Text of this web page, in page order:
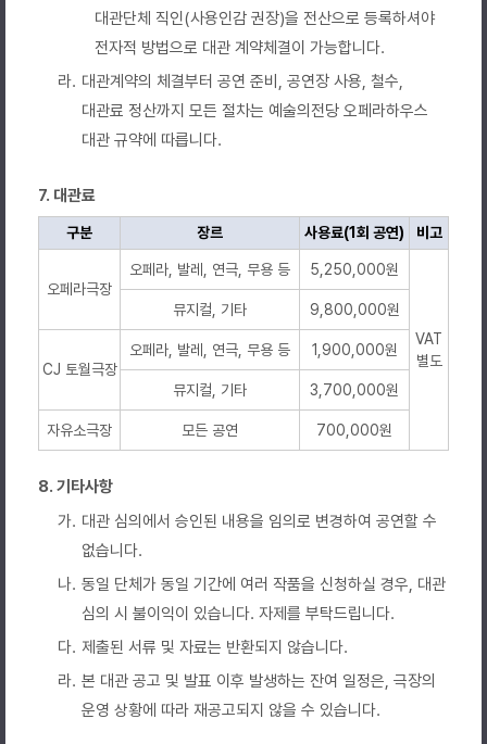
대관단체 직인(사용인감 권장)을 전산으로 등록하셔야
전자적 방법으로 대관 계약체결이 가능합니다.
라. 대관계약의 체결부터 공연 준비, 공연장 사용, 철수,
대관료 정산까지 모든 절차는 예술의전당 오페라하우스
대관 규약에 따릅니다.
7. 대관료
구분 장르 사용료(1회 공연) 비고
오페라극장
오페라, 발레, 연극, 무용 등 5,250,000원
VAT
별도
뮤지컬, 기타 9,800,000원
CJ 토월극장
오페라, 발레, 연극, 무용 등 1,900,000원
뮤지컬, 기타 3,700,000원
자유소극장 모든 공연 700,000원
8. 기타사항
가. 대관 심의에서 승인된 내용을 임의로 변경하여 공연할 수
없습니다.
나. 동일 단체가 동일 기간에 여러 작품을 신청하실 경우, 대관
심의 시 불이익이 있습니다. 자제를 부탁드립니다.
다. 제출된 서류 및 자료는 반환되지 않습니다.
라. 본 대관 공고 및 발표 이후 발생하는 잔여 일정은, 극장의
운영 상황에 따라 재공고되지 않을 수 있습니다.